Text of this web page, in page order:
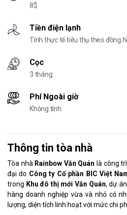
8$
Tiền điện lạnh
Tính thực tế tiêu thụ theo đồng
Cọc
3 tháng
Phí Ngoài giờ
Không tính
Thông tin tòa nhà
Tòa nhà Rainbow Văn Quán là công
đại do Công ty Cổ phần BIC Việt
trong Khu đô thị mới Văn Quán, dự
hàng doanh nghiệp vừa và nhỏ có
lượng, diện tích linh hoạt với mức chi